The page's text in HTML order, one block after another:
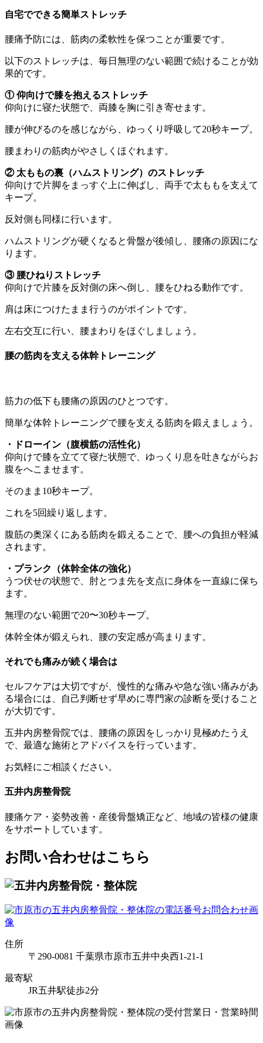
自宅でできる簡単ストレッチ
腰痛予防には、筋肉の柔軟性を保つことが重要です。
以下のストレッチは、毎日無理のない範囲で続けることが効
果的です。
① 仰向けで膝を抱えるストレッチ
仰向けに寝た状態で、両膝を胸に引き寄せます。
腰が伸びるのを感じながら、ゆっくり呼吸して20秒キープ。
腰まわりの筋肉がやさしくほぐれます。
② 太ももの裏（ハムストリング）のストレッチ
仰向けで片脚をまっすぐ上に伸ばし、両手で太ももを支えて
キープ。
反対側も同様に行います。
ハムストリングが硬くなると骨盤が後傾し、腰痛の原因にな
ります。
③ 腰ひねりストレッチ
仰向けで片膝を反対側の床へ倒し、腰をひねる動作です。
肩は床につけたまま行うのがポイントです。
左右交互に行い、腰まわりをほぐしましょう。
腰の筋肉を支える体幹トレーニング
筋力の低下も腰痛の原因のひとつです。
簡単な体幹トレーニングで腰を支える筋肉を鍛えましょう。
・ドローイン（腹横筋の活性化）
仰向けで膝を立てて寝た状態で、ゆっくり息を吐きながらお
腹をへこませます。
そのまま10秒キープ。
これを5回繰り返します。
腹筋の奥深くにある筋肉を鍛えることで、腰への負担が軽減
されます。
・プランク（体幹全体の強化）
うつ伏せの状態で、肘とつま先を支点に身体を一直線に保ち
ます。
無理のない範囲で20〜30秒キープ。
体幹全体が鍛えられ、腰の安定感が高まります。
それでも痛みが続く場合は
セルフケアは大切ですが、慢性的な痛みや急な強い痛みがあ
る場合には、自己判断せず早めに専門家の診断を受けること
が大切です。
五井内房整骨院では、腰痛の原因をしっかり見極めたうえ
で、最適な施術とアドバイスを行っています。
お気軽にご相談ください。
五井内房整骨院
腰痛ケア・姿勢改善・産後骨盤矯正など、地域の皆様の健康
をサポートしています。
お問い合わせはこちら
住所
〒290-0081 千葉県市原市五井中央西1-21-1
最寄駅
JR五井駅徒歩2分